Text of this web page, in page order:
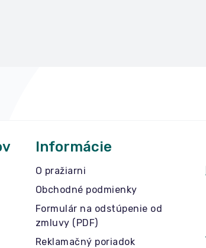
Informácie
O pražiarni
Obchodné podmienky
Formulár na odstúpenie od
zmluvy (PDF)
Reklamačný poriadok